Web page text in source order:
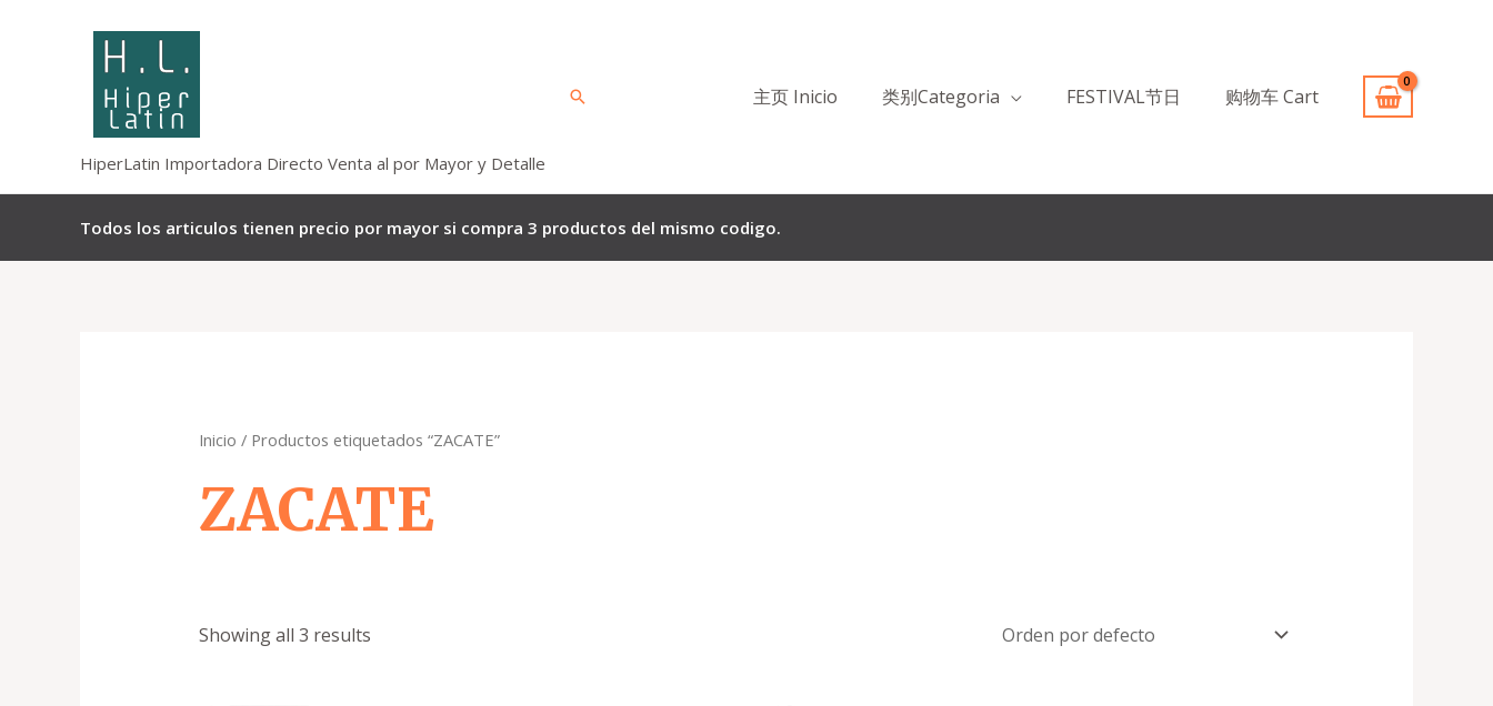
HiperLatin Importadora Directo Venta al por Mayor y Detalle
Buscar 主页 Inicio 类别Categoria FESTIVAL节日 购物车 Cart
Todos los articulos tienen precio por mayor si compra 3 productos del mismo codigo.
Inicio / Productos etiquetados “ZACATE”
ZACATE
Showing all 3 results